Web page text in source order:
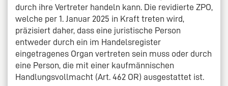
durch ihre Vertreter handeln kann. Die revidierte ZPO,
welche per 1. Januar 2025 in Kraft treten wird,
präzisiert daher, dass eine juristische Person
entweder durch ein im Handelsregister
eingetragenes Organ vertreten sein muss oder durch
eine Person, die mit einer kaufmännischen
Handlungsvollmacht (Art. 462 OR) ausgestattet ist.